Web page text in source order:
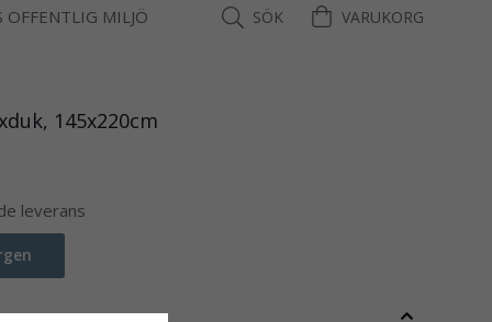
OFFENTLIG MILJÖ SÖK VARUKORG
145x220cm
leverans